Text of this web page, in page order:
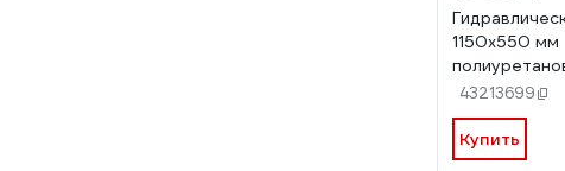
1150x550 мм
2.5т Gigant
1150-PO
43213699
Купить